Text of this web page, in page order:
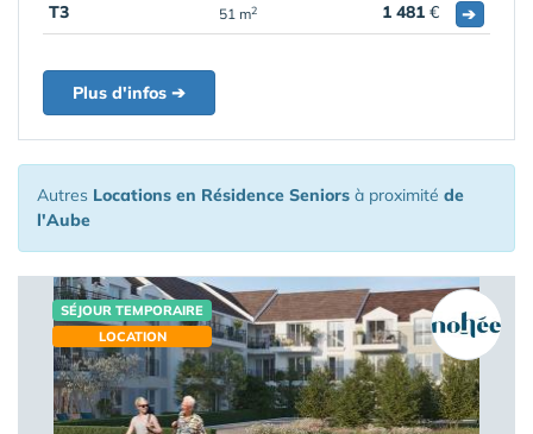
T3
51 m2 1 481 € ➔
Plus d'infos ➔
Autres Locations en Résidence Seniors à proximité de
l'Aube
SÉJOUR TEMPORAIRE
LOCATION